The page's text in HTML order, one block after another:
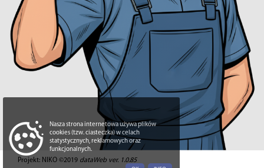
Projekt: NIKO ©2019 dataWeb ver. 1.0.85
Nasza strona internetowa używa plików
cookies (tzw. ciasteczka) w celach
statystycznych, reklamowych oraz
funkcjonalnych.